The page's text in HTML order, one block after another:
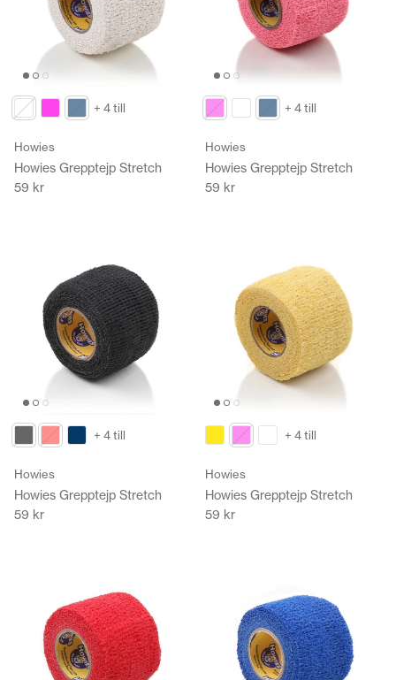
Howies
Howies Grepptejp Stretch
59 kr
+ 4 till
Howies
Howies Grepptejp Stretch
59 kr
+ 4 till
Howies
Howies Grepptejp Stretch
59 kr
+ 4 till
Howies
Howies Grepptejp Stretch
59 kr
+ 4 till